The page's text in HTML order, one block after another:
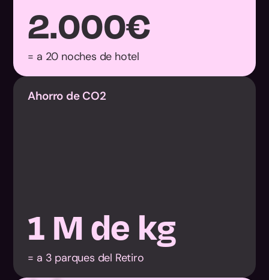
Ahorro de CO2
1M de kg
= a 3 parques del Retiro
2.000€
= a 20 noches de hotel
Almería
Huelva
Jaén